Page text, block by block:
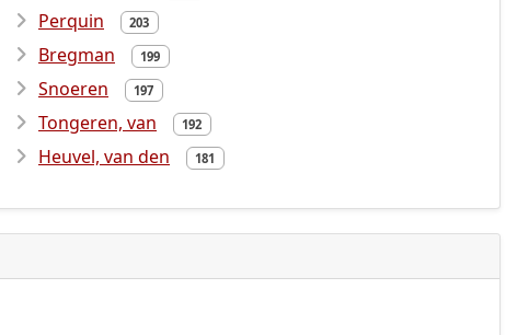
Perquin 203
Bregman 199
Snoeren 197
Tongeren, van 192
Heuvel, van den 181